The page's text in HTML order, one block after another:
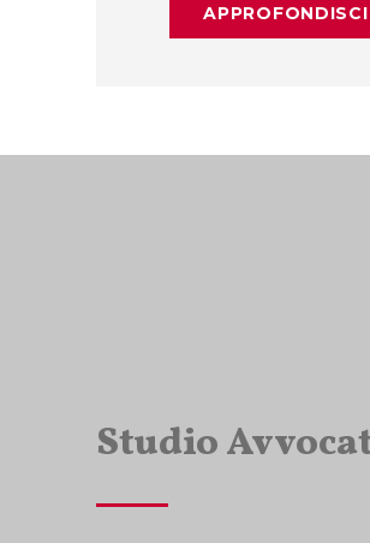
APPROFONDISCI
Studio